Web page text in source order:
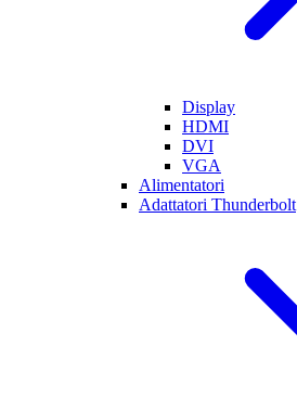
Display
HDMI
DVI
VGA
Alimentatori
Adattatori Thunderbolt